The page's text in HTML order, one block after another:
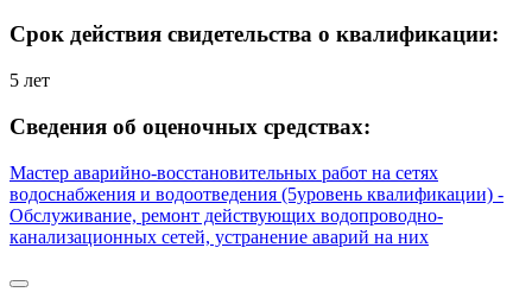
Срок действия свидетельства о квалификации:
5 лет
Сведения об оценочных средствах:
Мастер аварийно-восстановительных работ на сетях
водоснабжения и водоотведения (5уровень квалификации) -
Обслуживание, ремонт действующих водопроводно-
канализационных сетей, устранение аварий на них